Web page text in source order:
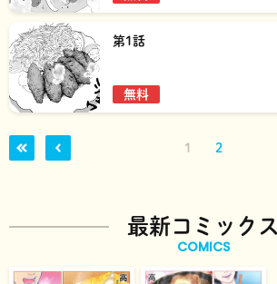
第1話
無料
1 2
最新コミックス
COMICS